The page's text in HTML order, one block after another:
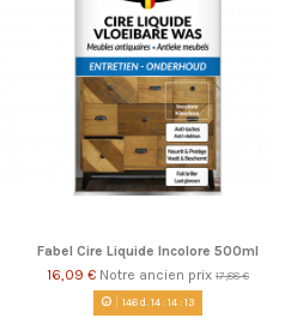
Fabel Cire Liquide Incolore 500ml
16,09 € Notre ancien prix 17,88 €
146d.14:14:13